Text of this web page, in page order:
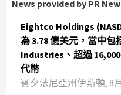
News provided by PR
Eightco Holdings
為 3.78 億美元，當中包
Industries、超過
代幣
賓夕法尼亞州伊斯頓, 8